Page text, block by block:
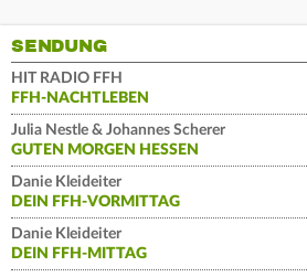
SENDUNG
HIT RADIO FFH
FFH-NACHTLEBEN
Julia Nestle & Johannes Scherer
GUTEN MORGEN HESSEN
Danie Kleideiter
DEIN FFH-VORMITTAG
Danie Kleideiter
DEIN FFH-MITTAG